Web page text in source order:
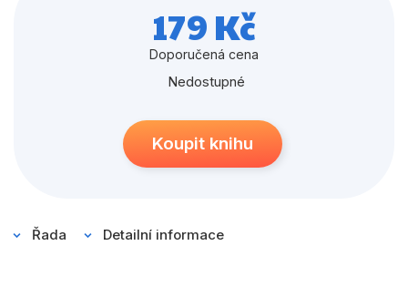
Populárně - naučné pro děti
Příroda a zahrada
Společnost, politika
Umění a kultura
Young adult
179 Kč
Doporučená cena
Nedostupné
Koupit knihu
Řada Detailní informace